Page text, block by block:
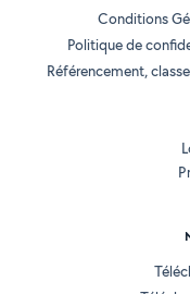
Conditions
Politique de
Référencement,